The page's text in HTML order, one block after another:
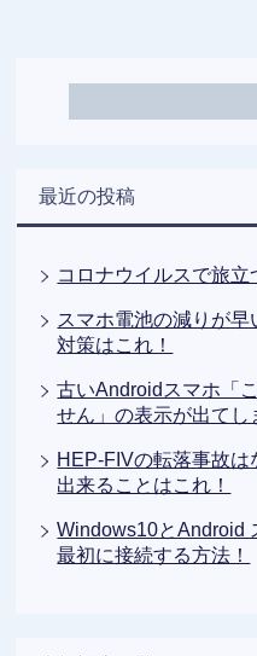
最近の投稿
コロナウイルスで旅立
スマホ電池の減りが早
対策はこれ！
古いAndroidスマホ「
せん」の表示が出てし
HEP-FIVの転落事故
出来ることはこれ！
Windows10とAndroid
最初に接続する方法！